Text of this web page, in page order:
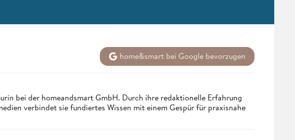
home&smart bei Google bevorzugen
bei der homeandsmart GmbH. Durch ihre redaktionelle Erfahrung
verbindet sie fundiertes Wissen mit einem Gespür für praxisnahe